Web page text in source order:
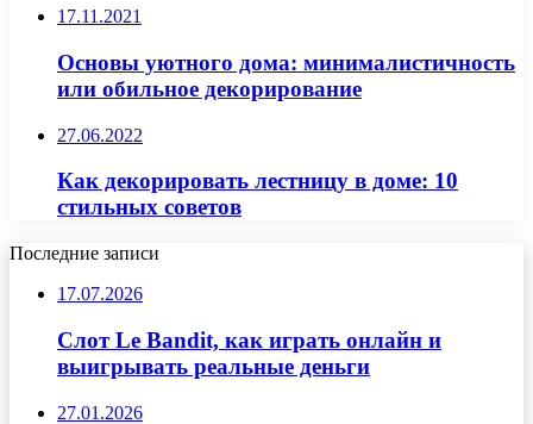
17.11.2021
Основы уютного дома: минималистичность
или обильное декорирование
27.06.2022
Как декорировать лестницу в доме: 10
стильных советов
Последние записи
17.07.2026
Слот Le Bandit, как играть онлайн и
выигрывать реальные деньги
27.01.2026